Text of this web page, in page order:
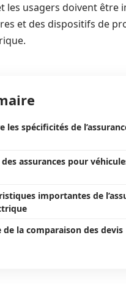
les usagers doivent être
et des dispositifs de
les spécificités de
assurances pour
importantes de
la comparaison des devis